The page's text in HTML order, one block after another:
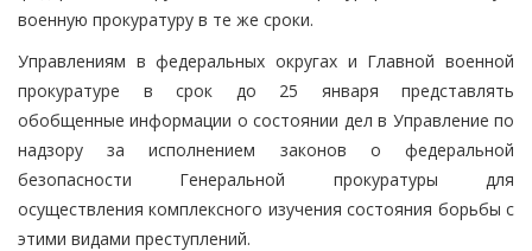
военную прокуратуру в те же сроки.
Управлениям в федеральных округах и Главной военной
прокуратуре в срок до 25 января представлять
обобщенные информации о состоянии дел в Управление по
надзору за исполнением законов о федеральной
безопасности Генеральной прокуратуры для
осуществления комплексного изучения состояния борьбы с
этими видами преступлений.